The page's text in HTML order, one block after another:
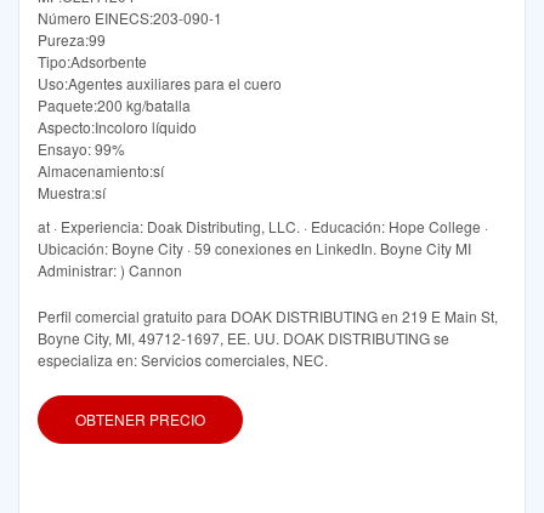
Número EINECS:203-090-1
Pureza:99
Tipo:Adsorbente
Uso:Agentes auxiliares para el cuero
Paquete:200 kg/batalla
Aspecto:Incoloro líquido
Ensayo: 99%
Almacenamiento:sí
Muestra:sí
at · Experiencia: Doak Distributing, LLC. · Educación: Hope College ·
Ubicación: Boyne City · 59 conexiones en LinkedIn. Boyne City MI
Administrar: ) Cannon
Perfil comercial gratuito para DOAK DISTRIBUTING en 219 E Main St,
Boyne City, MI, 49712-1697, EE. UU. DOAK DISTRIBUTING se
especializa en: Servicios comerciales, NEC.
OBTENER PRECIO